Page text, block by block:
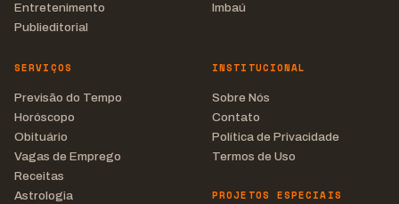
Entretenimento
Publieditorial
Imbaú
SERVIÇOS
Previsão do Tempo
Horóscopo
Obituário
Vagas de Emprego
Receitas
Astrologia
INSTITUCIONAL
Sobre Nós
Contato
Política de Privacidade
Termos de Uso
PROJETOS ESPECIAIS